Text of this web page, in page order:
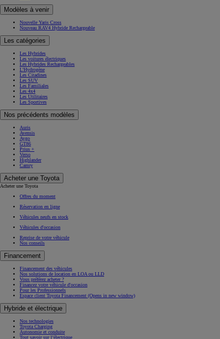
Modèles à venir
Nouvelle Yaris Cross
Nouveau RAV4 Hybride Rechargeable
Les catégories
Les Hybrides
Les voitures électriques
Les Hybrides Rechargeables
L'Hydrogène
Les Citadines
Les SUV
Les Familiales
Les 4x4
Les Utilitaires
Les Sportives
Nos précédents modèles
Auris
Avensis
Aygo
GT86
Prius +
Verso
Highlander
Camry
Acheter une Toyota
Acheter une Toyota
Offres du moment
Réservation en ligne
Véhicules neufs en stock
Véhicules d'occasion
Reprise de votre véhicule
Nos conseils
Financement
Financement des véhicules
Nos solutions de location en LOA ou LLD
Vous préférez acheter ?
Financez votre véhicule d'occasion
Pour les Professionnels
Espace client Toyota Financement (Opens in new window)
Hybride et électrique
Nos technologies
Toyota Charging
Autonomie et conduite
Tout savoir sur l’électrique